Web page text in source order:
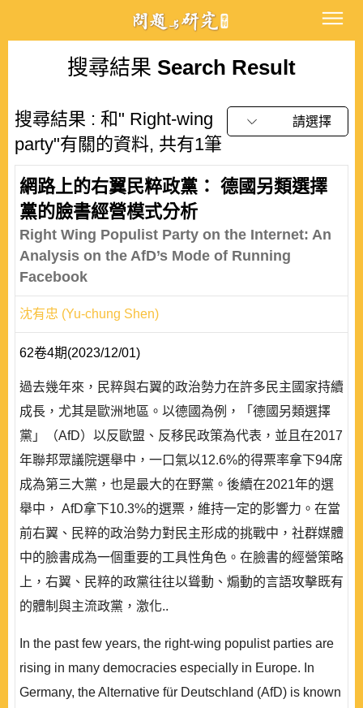
搜尋結果 Search Result
搜尋結果 : 和" Right-wing
party"有關的資料, 共有1筆
請選擇
網路上的右翼民粹政黨： 德國另類選擇
黨的臉書經營模式分析
Right Wing Populist Party on the Internet: An
Analysis on the AfD’s Mode of Running
Facebook
沈有忠 (Yu-chung Shen)
62卷4期(2023/12/01)
過去幾年來，民粹與右翼的政治勢力在許多民主國家持續
成長，尤其是歐洲地區。以德國為例，「德國另類選擇
黨」（AfD）以反歐盟、反移民政策為代表，並且在2017
年聯邦眾議院選舉中，一口氣以12.6%的得票率拿下94席
成為第三大黨，也是最大的在野黨。後續在2021年的選
舉中， AfD拿下10.3%的選票，維持一定的影響力。在當
前右翼、民粹的政治勢力對民主形成的挑戰中，社群媒體
中的臉書成為一個重要的工具性角色。在臉書的經營策略
上，右翼、民粹的政黨往往以聳動、煽動的言語攻擊既有
的體制與主流政黨，激化..
In the past few years, the right-wing populist parties are
rising in many democracies especially in Europe. In
Germany, the Alternative für Deutschland (AfD) is known